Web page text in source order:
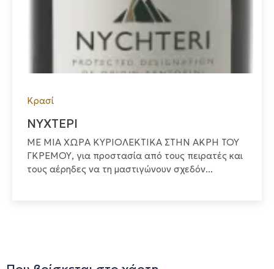
Κρασί
ΝΥΧΤΕΡΙ
ΜΕ ΜΙΑ ΧΩΡΑ ΚΥΡΙΟΛΕΚΤΙΚΑ ΣΤΗΝ ΑΚΡΗ ΤΟΥ
ΓΚΡΕΜΟΥ, για προστασία από τους πειρατές και
τους αέρηδες να τη μαστιγώνουν σχεδόν...